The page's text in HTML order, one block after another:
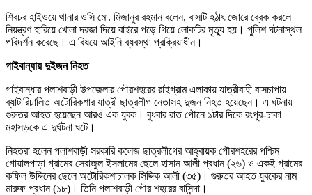
শিবচর হাইওয়ে থানার ওসি মো. মিজানুর রহমান বলেন, বাসটি হঠাৎ জোরে ব্রেক করলে
নিয়ন্ত্রণ হারিয়ে খোলা দরজা দিয়ে বাইরে পড়ে গিয়ে লোকটির মৃত্যু হয়। পুলিশ ঘটনাস্থল
পরিদর্শন করেছে। এ বিষয়ে আইনি ব্যবস্থা প্রক্রিয়াধীন।
গাইবান্ধায় দুইজন নিহত
গাইবান্ধার পলাশবাড়ী উপজেলার পৌরশহরের রাইগ্রাম এলাকায় যাত্রীবাহী বাসচাপায়
ব্যাটারিচালিত অটোরিকশার যাত্রী ছাত্রলীগ নেতাসহ দুজন নিহত হয়েছেন। এ ঘটনায়
গুরুতর আহত হয়েছেন আরও এক যুবক। বুধবার রাত পৌনে ১টার দিকে রংপুর-ঢাকা
মহাসড়কে এ দুর্ঘটনা ঘটে।
নিহতরা হলেন পলাশবাড়ী সরকারি কলেজ ছাত্রলীগের আহ্বায়ক পৌরশহরের পশ্চিম
গোয়ালপাড়া গ্রামের সেরাজুল ইসলামের ছেলে হাসান আলী প্রধান (২৬) ও একই গ্রামের
কফিল উদ্দিনের ছেলে অটোরিকশাচালক সিদ্দিক আলী (৩৫)। গুরুতর আহত যুবকের নাম
মারুফ প্রধান (১৮)। তিনি পলাশবাড়ী পৌর শহরের বাসিন্দা।